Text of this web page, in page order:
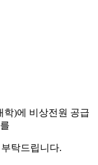
학)에 비상전원 공급
탁드립니다.